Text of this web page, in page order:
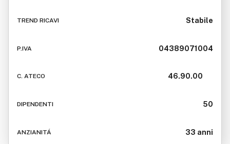
TREND RICAVI Stabile
P.IVA 04389071004
C. ATECO 46.90.00
DIPENDENTI 50
ANZIANITÁ 33 anni